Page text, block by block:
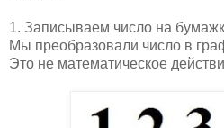
1. Записываем число на
Мы преобразовали число в
Это не математическое